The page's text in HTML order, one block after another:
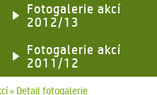
Fotogalerie akcí
2012/13
Fotogalerie akcí
2011/12
» Detail fotogalerie